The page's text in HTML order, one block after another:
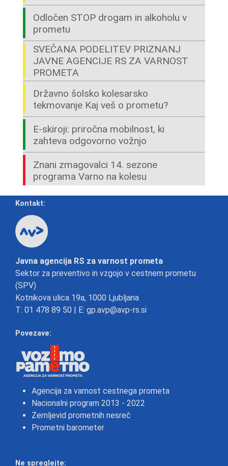
Odločen STOP drogam in alkoholu v
prometu
SVEČANA PODELITEV PRIZNANJ
JAVNE AGENCIJE RS ZA VARNOST
PROMETA
Državno šolsko kolesarsko
tekmovanje Kaj veš o prometu?
E-skiroji: priročna mobilnost, ki
zahteva odgovorno vožnjo
Znani zmagovalci 14. sezone
programa Varno na kolesu
Kontakt:
Javna agencija RS za varnost prometa
Sektor za preventivo in vzgojo v cestnem prometu
(SPV)
Kotnikova ulica 19a, 1000 Ljubljana
T: 01 478 89 50 | E: gp.avp@avp-rs.si
Povezave:
Agencija za varnost cestnega prometa
Nacionalni program 2013 - 2022
Zemljevid prometnih nesreč
Prometni barometer
Ne spreglejte: